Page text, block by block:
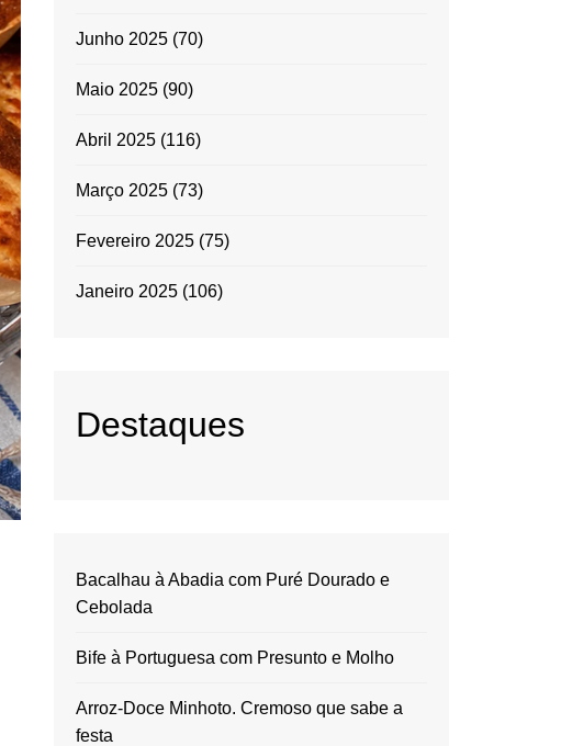
Junho 2025 (70)
Maio 2025 (90)
Abril 2025 (116)
Março 2025 (73)
Fevereiro 2025 (75)
Janeiro 2025 (106)
Destaques
Bacalhau à Abadia com Puré Dourado e
Cebolada
Bife à Portuguesa com Presunto e Molho
Arroz-Doce Minhoto. Cremoso que sabe a
festa